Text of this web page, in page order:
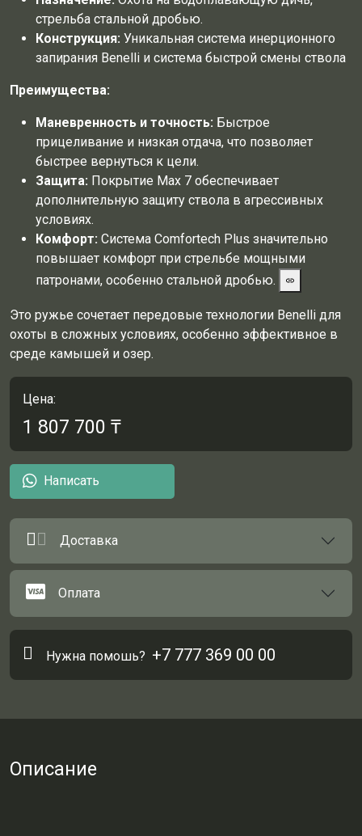
стрельба стальной дробью.
Конструкция: Уникальная система инерционного
запирания Benelli и система быстрой смены ствола
Преимущества:
Маневренность и точность: Быстрое
прицеливание и низкая отдача, что позволяет
быстрее вернуться к цели.
Защита: Покрытие Max 7 обеспечивает
дополнительную защиту ствола в агрессивных
условиях.
Комфорт: Система Comfortech Plus значительно
повышает комфорт при стрельбе мощными
патронами, особенно стальной дробью.
Это ружье сочетает передовые технологии Benelli для
охоты в сложных условиях, особенно эффективное в
среде камышей и озер.
Цена:
1 807 700 ₸
Написать
Доставка
Оплата
Нужна помошь? +7 777 369 00 00
Описание